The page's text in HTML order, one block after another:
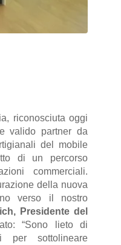
riconosciuta oggi
valido partner da
del mobile
di un percorso
commerciali.
della nuova
verso il nostro
Presidente del
“Sono lieto di
sottolineare